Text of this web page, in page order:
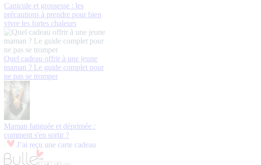
Canicule et grossesse : les
précautions à prendre pour bien
vivre les fortes chaleurs
Quel cadeau offrir à une jeune
maman ? Le guide complet pour
ne pas se tromper
Maman fatiguée et déprimée :
comment s'en sortir ?
J’ai reçu une carte cadeau